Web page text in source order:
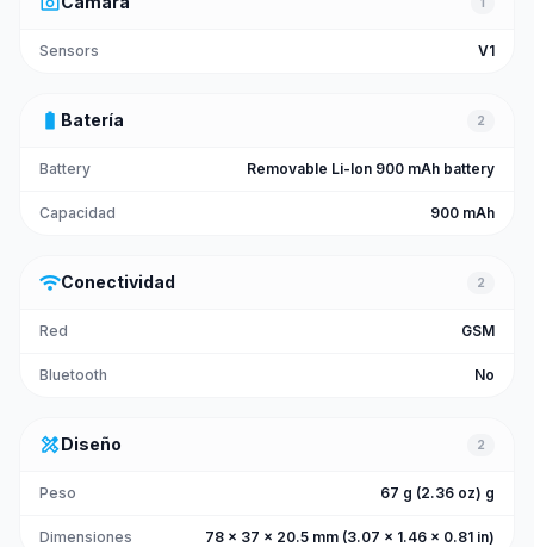
Sensors V1
battery_full Batería 2
Battery Removable Li-Ion 900 mAh battery
Capacidad 900 mAh
wifiConectividad 2
Red GSM
Bluetooth No
design_servicesDiseño 2
Peso 67 g (2.36 oz) g
Dimensiones 78 x 37 x 20.5 mm (3.07 x 1.46 x 0.81 in)